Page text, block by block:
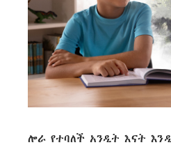
ሎራ የተባለች አንዲት እናት